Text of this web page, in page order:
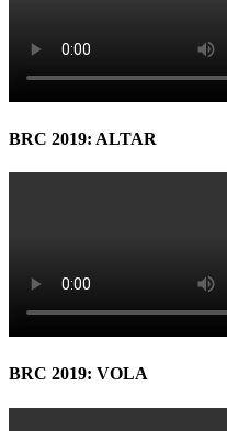
BRC 2019: ALTAR
BRC 2019: VOLA